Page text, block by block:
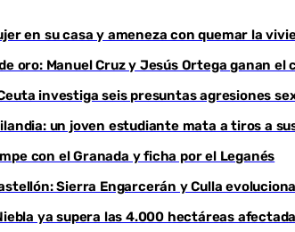
en su casa y ameneza con quemar la
de oro: Manuel Cruz y Jesús Ortega ganan
Ceuta investiga seis presuntas agresiones
un joven estudiante mata a tiros a
con el Granada y ficha por el Leganés
Sierra Engarcerán y Culla
ya supera las 4.000 hectáreas